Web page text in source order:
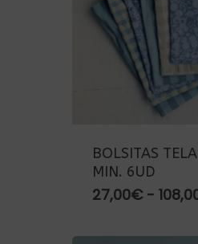
BOLSITAS
MIN. 6UD
27,00€ -